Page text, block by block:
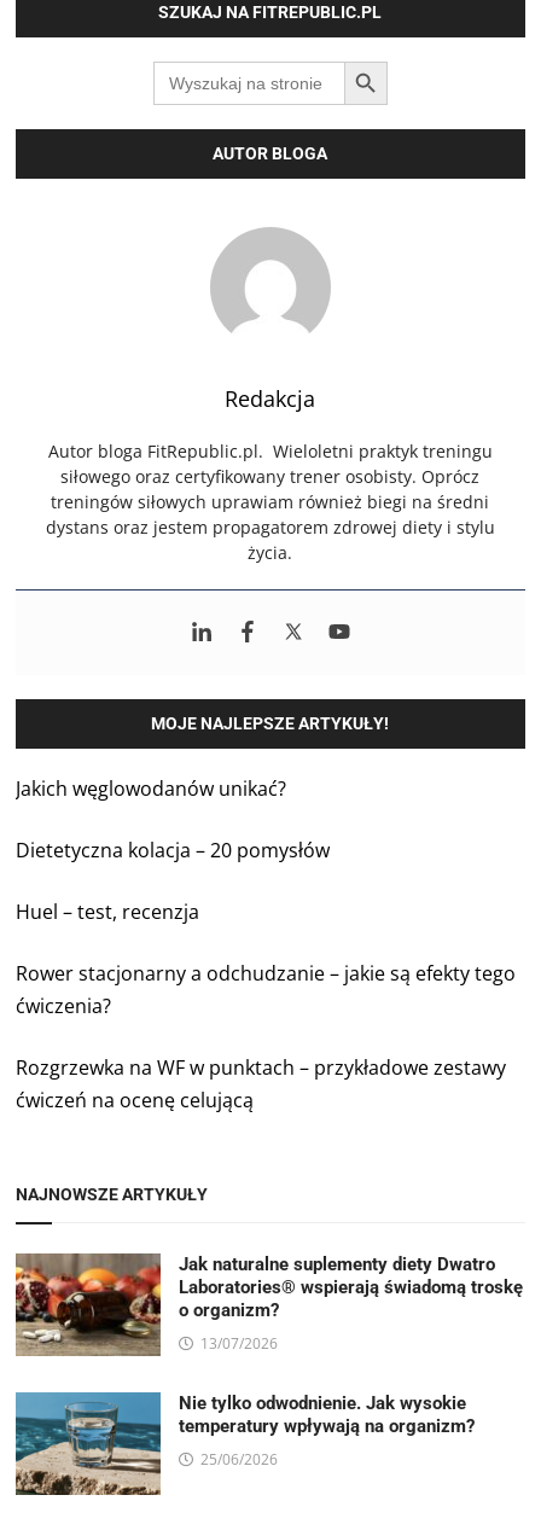
SZUKAJ NA FITREPUBLIC.PL
Search
for:
SEARCH BUTTON
AUTOR BLOGA
Redakcja
Autor bloga FitRepublic.pl. Wieloletni praktyk treningu
siłowego oraz certyfikowany trener osobisty. Oprócz
treningów siłowych uprawiam również biegi na średni
dystans oraz jestem propagatorem zdrowej diety i stylu
życia.
MOJE NAJLEPSZE ARTYKUŁY!
Jakich węglowodanów unikać?
Dietetyczna kolacja – 20 pomysłów
Huel – test, recenzja
Rower stacjonarny a odchudzanie – jakie są efekty tego
ćwiczenia?
Rozgrzewka na WF w punktach – przykładowe zestawy
ćwiczeń na ocenę celującą
NAJNOWSZE ARTYKUŁY
Jak naturalne suplementy diety Dwatro
Laboratories® wspierają świadomą troskę
o organizm?
13/07/2026
Nie tylko odwodnienie. Jak wysokie
temperatury wpływają na organizm?
25/06/2026